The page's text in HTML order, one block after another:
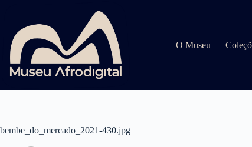
conteúdo
O Museu
bembe_do_mercado_2021-430.jpg